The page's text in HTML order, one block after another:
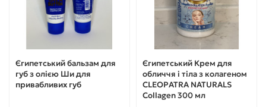
Єгипетський бальзам для
губ з олією Ши для
привабливих губ
Єгипетський Крем для
обличчя і тіла з колагеном
CLEOPATRA NATURALS
Collagen 300 мл